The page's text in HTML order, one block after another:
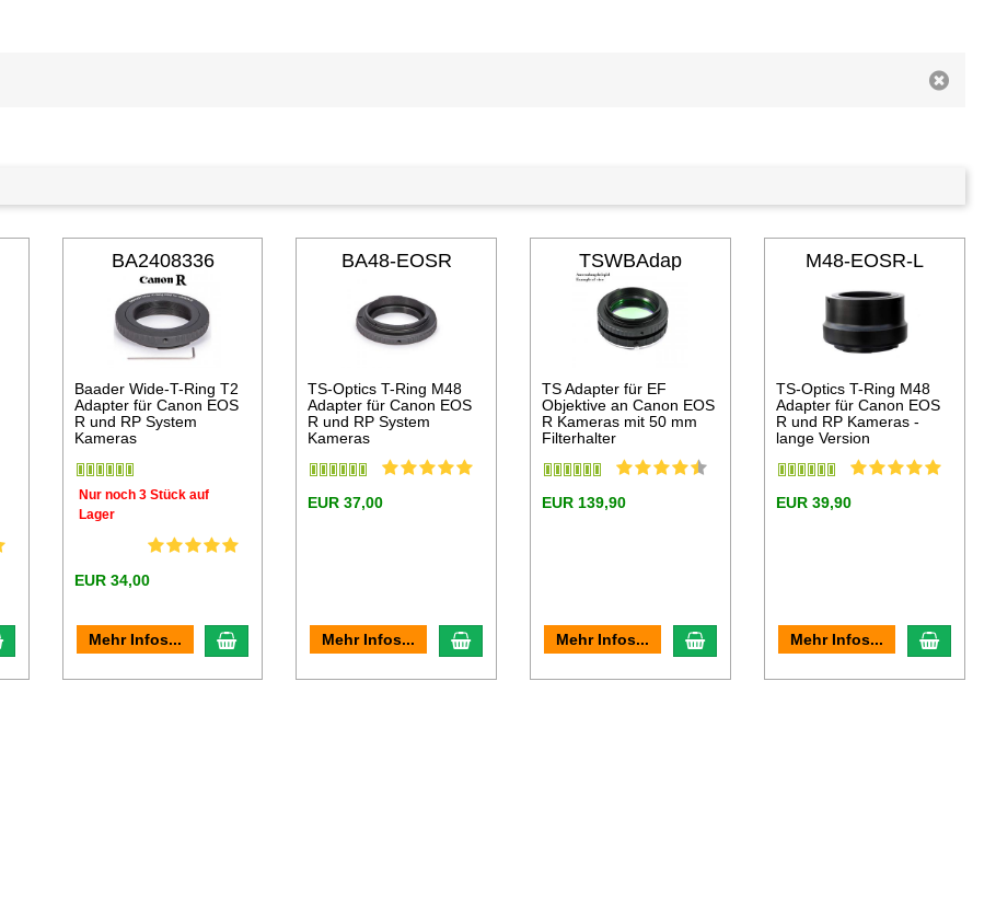
In den Warenkorb
BA2408336
Baader Wide-T-Ring T2
Adapter für Canon EOS
R und RP System
Kameras
Nur noch 3 Stück auf
Lager
EUR 34,00
Mehr Infos... In den Warenkorb
BA48-EOSR
TS-Optics T-Ring M48
Adapter für Canon EOS
R und RP System
Kameras
EUR 37,00
Mehr Infos... In den Warenkorb
TSWBAdap
TS Adapter für EF
Objektive an Canon EOS
R Kameras mit 50 mm
Filterhalter
EUR 139,90
Mehr Infos... In den Warenkorb
M48-EOSR-L
TS-Optics T-Ring M48
Adapter für Canon EOS
R und RP Kameras -
lange Version
EUR 39,90
Mehr Infos... In den